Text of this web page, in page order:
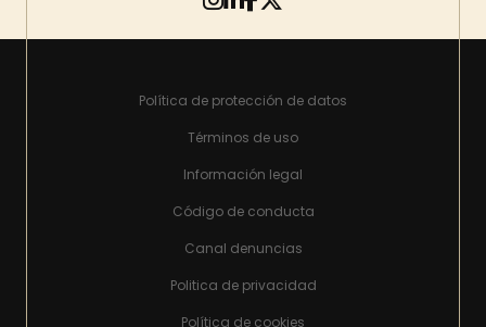
Política de protección de datos
Términos de uso
Información legal
Código de conducta
Canal denuncias
Politica de privacidad
Política de cookies